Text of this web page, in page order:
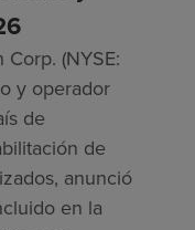
(NYSE:
y operador
de
de
anunció
en la